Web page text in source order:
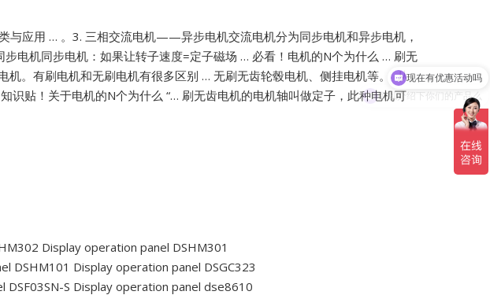
与应用 … 。3. 三相交流电机——异步电机交流电机分为同步电机和异步电机，
电机同步电机：如果让转子速度=定子磁场 … 必看！电机的N个为什么 … 刷无
。有刷电机和无刷电机有很多区别 … 无刷无齿轮毂电机、侧挂电机等。 从
知识贴！关于电机的N个为什么 “… 刷无齿电机的电机轴叫做定子，此种电机可
Display operation panel DSHM301
DSHM101 Display operation panel DSGC323
DSF03SN-S Display operation panel dse8610
可以介绍下你们的产品么
现在有优惠活动吗